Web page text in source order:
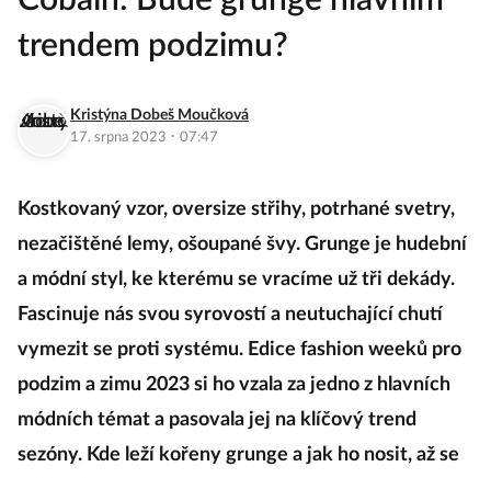
trendem podzimu?
Kristýna Dobeš Moučková
17. srpna 2023 · 07:47
Kostkovaný vzor, oversize střihy, potrhané svetry,
nezačištěné lemy, ošoupané švy. Grunge je hudební
a módní styl, ke kterému se vracíme už tři dekády.
Fascinuje nás svou syrovostí a neutuchající chutí
vymezit se proti systému. Edice fashion weeků pro
podzim a zimu 2023 si ho vzala za jedno z hlavních
módních témat a pasovala jej na klíčový trend
sezóny. Kde leží kořeny grunge a jak ho nosit, až se